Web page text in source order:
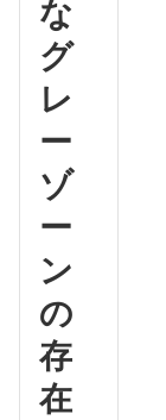
な
グ
レ
ー
ゾ
ー
ン
の
存
在